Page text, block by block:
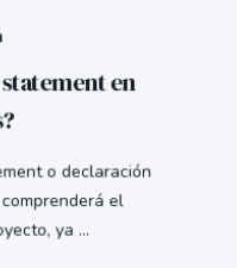
en
o declaración
el
ya ...